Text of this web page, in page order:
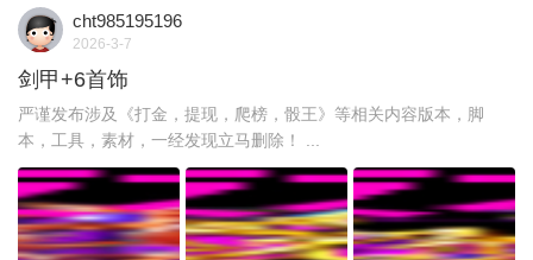
cht985195196
2026-3-7
剑甲+6首饰
严谨发布涉及《打金，提现，爬榜，骰王》等相关内容版本，脚
本，工具，素材，一经发现立马删除！ ...